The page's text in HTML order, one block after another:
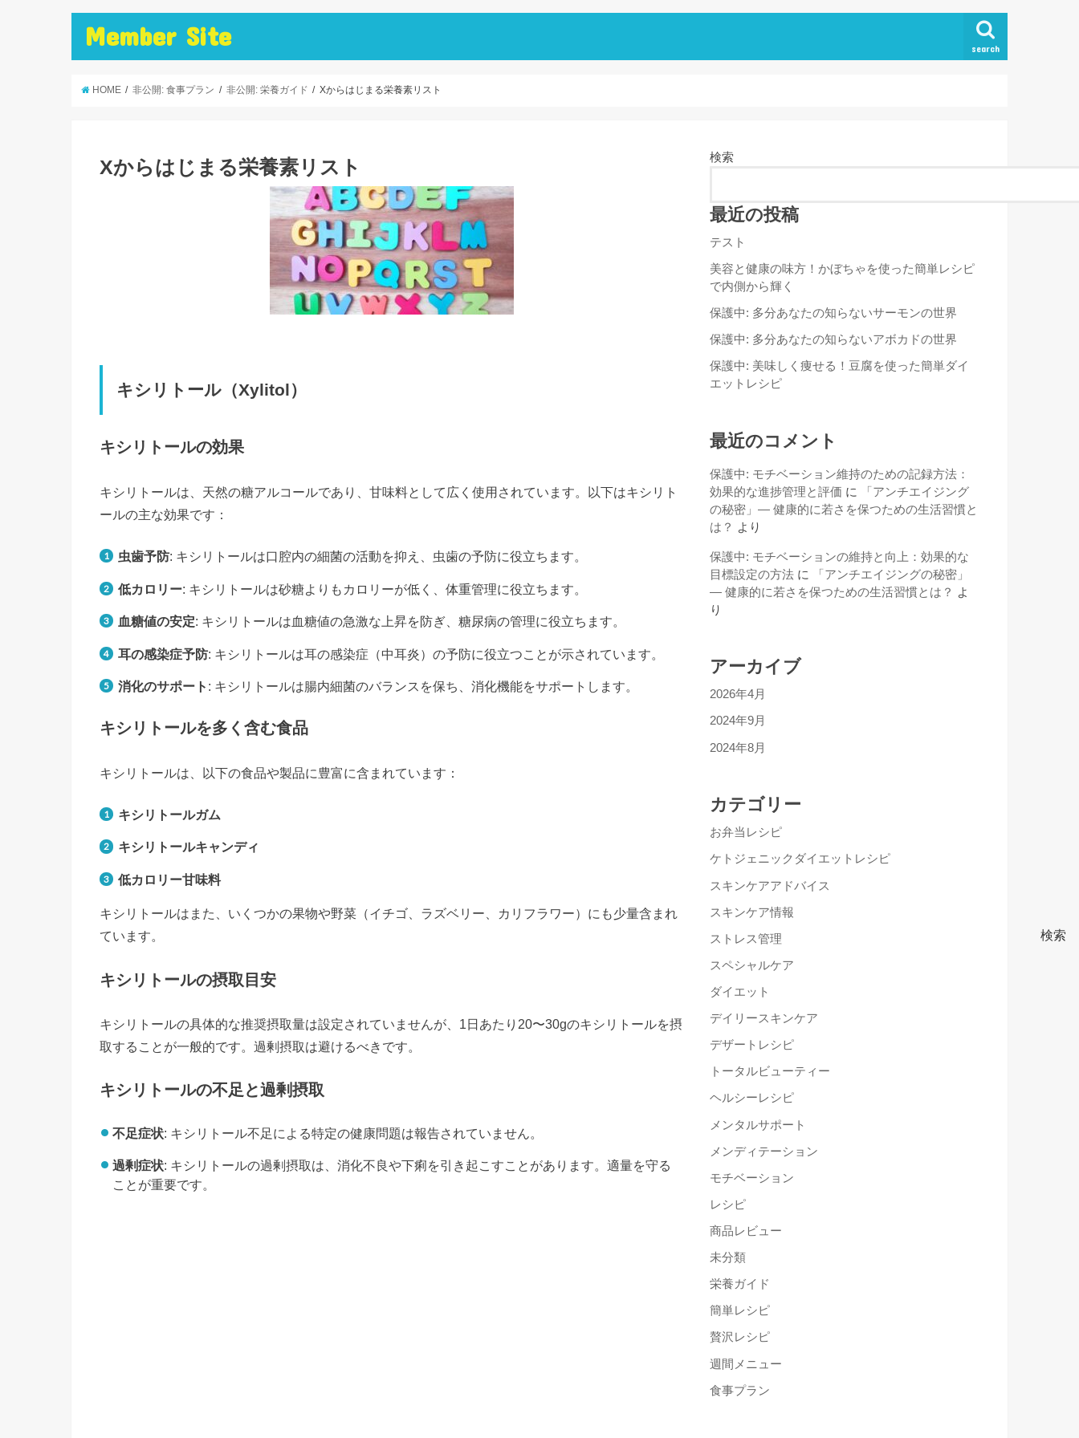
Member Site search
HOME 非公開: 食事プラン 非公開: 栄養ガイド Xからはじまる栄養素リスト
Xからはじまる栄養素リスト
キシリトール（Xylitol）
キシリトールの効果
キシリトールは、天然の糖アルコールであり、甘味料として広く使用されています。以下はキシリト
ールの主な効果です：
虫歯予防: キシリトールは口腔内の細菌の活動を抑え、虫歯の予防に役立ちます。
低カロリー: キシリトールは砂糖よりもカロリーが低く、体重管理に役立ちます。
血糖値の安定: キシリトールは血糖値の急激な上昇を防ぎ、糖尿病の管理に役立ちます。
耳の感染症予防: キシリトールは耳の感染症（中耳炎）の予防に役立つことが示されています。
消化のサポート : キシリトールは腸内細菌のバランスを保ち、消化機能をサポートします。
キシリトールを多く含む食品
キシリトールは、以下の食品や製品に豊富に含まれています：
キシリトールガム
キシリトールキャンディ
低カロリー甘味料
キシリトールはまた、いくつかの果物や野菜（イチゴ、ラズベリー、カリフラワー）にも少量含まれ
ています。
キシリトールの摂取目安
キシリトールの具体的な推奨摂取量は設定されていませんが、1日あたり20〜30gのキシリトールを摂
取することが一般的です。過剰摂取は避けるべきです。
キシリトールの不足と過剰摂取
不足症状: キシリトール不足による特定の健康問題は報告されていません。
過剰症状: キシリトールの過剰摂取は、消化不良や下痢を引き起こすことがあります。適量を守る
ことが重要です。
検索
検索
最近の投稿
テスト
美容と健康の味方！かぼちゃを使った簡単レシピ
で内側から輝く
保護中: 多分あなたの知らないサーモンの世界
保護中: 多分あなたの知らないアボカドの世界
保護中: 美味しく痩せる！豆腐を使った簡単ダイ
エットレシピ
最近のコメント
保護中: モチベーション維持のための記録方法：
効果的な進捗管理と評価 に
「アンチエイジング
の秘密」— 健康的に若さを保つための生活習慣と
は？
より
保護中: モチベーションの維持と向上：効果的な
目標設定の方法 に
「アンチエイジングの秘密」
— 健康的に若さを保つための生活習慣とは？
よ
り
アーカイブ
2026年4月
2024年9月
2024年8月
カテゴリー
お弁当レシピ
ケトジェニックダイエットレシピ
スキンケアアドバイス
スキンケア情報
ストレス管理
スペシャルケア
ダイエット
デイリースキンケア
デザートレシピ
トータルビューティー
ヘルシーレシピ
メンタルサポート
メンディテーション
モチベーション
レシピ
商品レビュー
未分類
栄養ガイド
簡単レシピ
贅沢レシピ
週間メニュー
食事プラン